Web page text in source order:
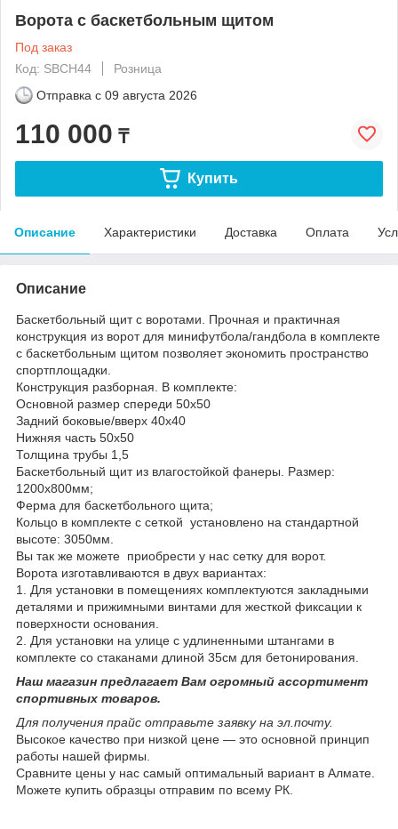
Ворота с баскетбольным щитом
Под заказ
Код: SBCH44
Розница
Отправка с 09 августа 2026
110 000 ₸
Купить
Описание Характеристики Доставка Оплата
Описание
Баскетбольный щит с воротами. Прочная и практичная
конструкция из ворот для минифутбола/гандбола в комплекте
с баскетбольным щитом позволяет экономить пространство
спортплощадки.
Конструкция разборная. В комплекте:
Основной размер спереди 50х50
Задний боковые/вверх 40х40
Нижняя часть 50х50
Толщина трубы 1,5
Баскетбольный щит из влагостойкой фанеры. Размер:
1200х800мм;
Ферма для баскетбольного щита;
Кольцо в комплекте с сеткой установлено на стандартной
высоте: 3050мм.
Вы так же можете приобрести у нас сетку для ворот.
Ворота изготавливаются в двух вариантах:
1. Для установки в помещениях комплектуются закладными
деталями и прижимными винтами для жесткой фиксации к
поверхности основания.
2. Для установки на улице с удлиненными штангами в
комплекте со стаканами длиной 35см для бетонирования.
Наш магазин предлагает Вам огромный ассортимент
спортивных товаров.
Для получения прайс отправьте заявку на эл.почту.
Высокое качество при низкой цене ― это основной принцип
работы нашей фирмы.
Сравните цены у нас самый оптимальный вариант в Алмате.
Можете купить образцы отправим по всему РК.